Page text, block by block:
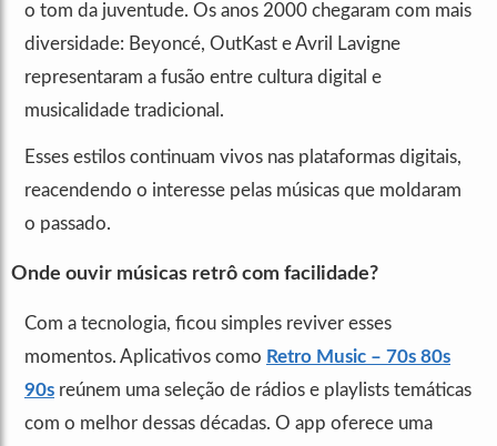
o tom da juventude. Os anos 2000 chegaram com mais
diversidade: Beyoncé, OutKast e Avril Lavigne
representaram a fusão entre cultura digital e
musicalidade tradicional.
Esses estilos continuam vivos nas plataformas digitais,
reacendendo o interesse pelas músicas que moldaram
o passado.
Onde ouvir músicas retrô com facilidade?
Com a tecnologia, ficou simples reviver esses
momentos. Aplicativos como Retro Music – 70s 80s
90s reúnem uma seleção de rádios e playlists temáticas
com o melhor dessas décadas. O app oferece uma